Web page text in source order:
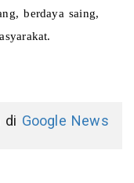
berdaya saing,
di Google News